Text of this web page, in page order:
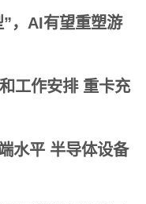
，AI有望重塑游
工作安排 重卡充
水平 半导体设备